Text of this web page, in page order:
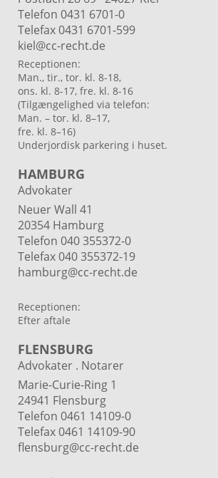
Telefon 0431 6701-0
Telefax 0431 6701-599
kiel@cc-recht.de
Receptionen:
Man., tir., tor. kl. 8-18,
ons. kl. 8-17, fre. kl. 8-16
(Tilgængelighed via telefon:
Man. – tor. kl. 8–17,
fre. kl. 8–16)
Underjordisk parkering i huset.
HAMBURG
Advokater
Neuer Wall 41
20354 Hamburg
Telefon 040 355372-0
Telefax 040 355372-19
hamburg@cc-recht.de
Receptionen:
Efter aftale
FLENSBURG
Advokater . Notarer
Marie-Curie-Ring 1
24941 Flensburg
Telefon 0461 14109-0
Telefax 0461 14109-90
flensburg@cc-recht.de